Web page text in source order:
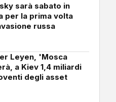
sarà sabato in
per la prima volta
russa
Leyen, 'Mosca
a Kiev 1,4 miliardi
degli asset